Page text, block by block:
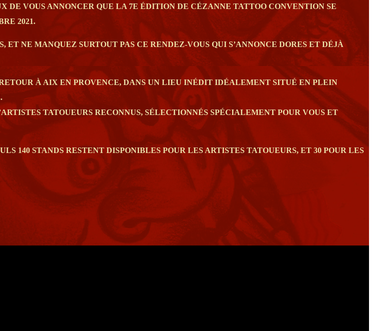
DE VOUS ANNONCER QUE LA 7E ÉDITION DE CÉZANNE TATTOO CONVENTION SE
2021.
ET NE MANQUEZ SURTOUT PAS CE RENDEZ-VOUS QUI S’ANNONCE DORES ET DÉJÀ
À AIX EN PROVENCE, DANS UN LIEU INÉDIT IDÉALEMENT SITUÉ EN PLEIN
TATOUEURS RECONNUS, SÉLECTIONNÉS SPÉCIALEMENT POUR VOUS ET
140 STANDS RESTENT DISPONIBLES POUR LES ARTISTES TATOUEURS, ET 30 POUR LES